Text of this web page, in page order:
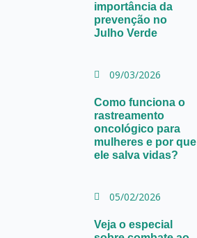
importância da
prevenção no
Julho Verde
09/03/2026
Como funciona o
rastreamento
oncológico para
mulheres e por que
ele salva vidas?
05/02/2026
Veja o especial